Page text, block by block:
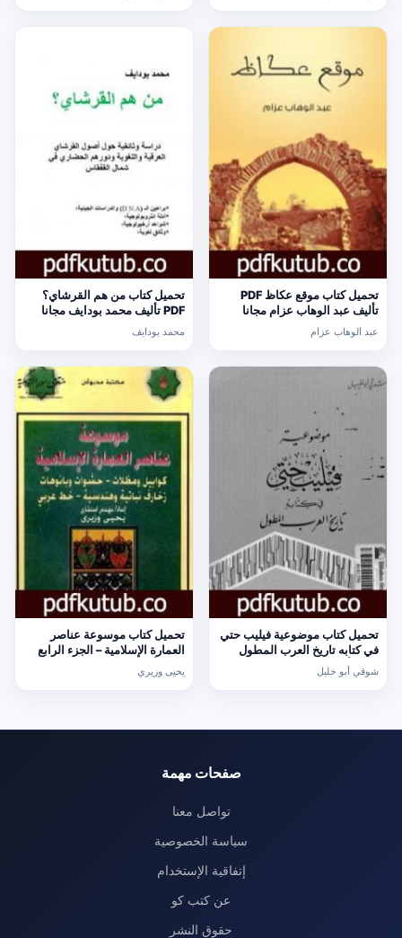
تحميل كتاب موقع عكاظ PDF
تأليف عبد الوهاب عزام مجانا
[كامل]
عبد الوهاب عزام
تحميل كتاب من هم القرشاي؟
PDF تأليف محمد بودايف مجانا
محمد بودايف
تحميل كتاب موضوعية فيليب حتي
في كتابه تاريخ العرب المطول
PDF تأليف شوقي أبو خليل مجانا
[كامل]
شوقي أبو خليل
تحميل كتاب موسوعة عناصر
العمارة الإسلامية – الجزء الرابع
[كامل]
يحيى وزيري
صفحات مهمة
تواصل معنا
سياسة الخصوصية
إتفاقية الإستخدام
عن كتب كو
حقوق النشر